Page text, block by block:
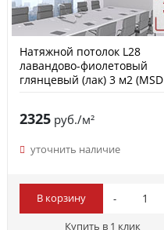
Натяжной потолок L28
лавандово-фиолетовый
глянцевый (лак) 3 м2 (MSD
2325руб./м²
уточнить наличие
В корзину
Купить в 1 клик